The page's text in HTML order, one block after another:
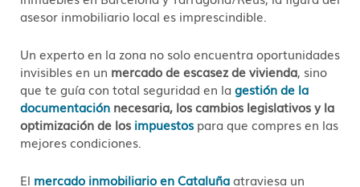
asesor inmobiliario local es imprescindible.
Un experto en la zona no solo encuentra oportunidades
invisibles en un mercado de escasez de vivienda, sino
que te guía con total seguridad en la gestión de la
documentación necesaria, los cambios legislativos y la
optimización de los impuestos para que compres en las
mejores condiciones
El mercado inmobiliario en Cataluñaatraviesa un